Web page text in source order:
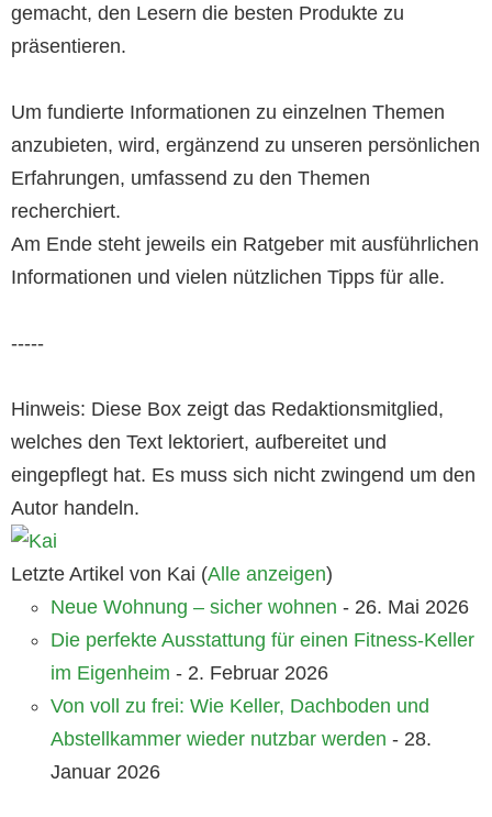
gemacht, den Lesern die besten Produkte zu
präsentieren.
Um fundierte Informationen zu einzelnen Themen
anzubieten, wird, ergänzend zu unseren persönlichen
Erfahrungen, umfassend zu den Themen
recherchiert.
Am Ende steht jeweils ein Ratgeber mit ausführlichen
Informationen und vielen nützlichen Tipps für alle.
-----
Hinweis: Diese Box zeigt das Redaktionsmitglied,
welches den Text lektoriert, aufbereitet und
eingepflegt hat. Es muss sich nicht zwingend um den
Autor handeln.
Letzte Artikel von Kai (Alle anzeigen)
Neue Wohnung – sicher wohnen - 26. Mai 2026
Die perfekte Ausstattung für einen Fitness-Keller
im Eigenheim - 2. Februar 2026
Von voll zu frei: Wie Keller, Dachboden und
Abstellkammer wieder nutzbar werden - 28.
Januar 2026